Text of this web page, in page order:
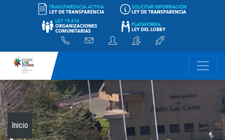
-
Inicio